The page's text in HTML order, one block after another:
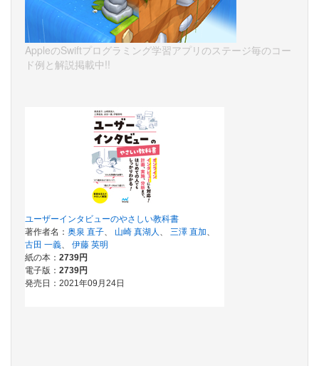
AppleのSwiftプログラミング学習アプリのステージ毎のコー
ド例と解説掲載中!!